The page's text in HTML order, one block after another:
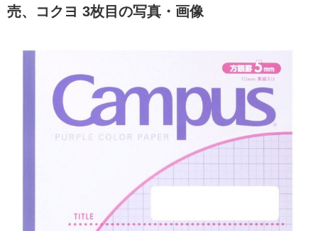
売、コクヨ 3枚目の写真・画像